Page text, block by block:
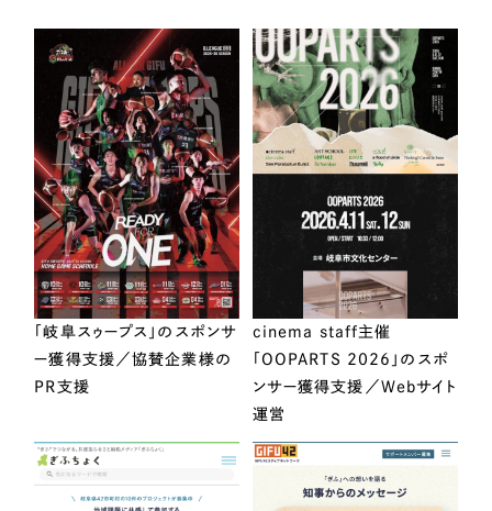
「岐阜スゥープス」のスポンサ
ー獲得支援／協賛企業様の
PR支援
cinema staff主催
「OOPARTS 2026」のスポ
ンサー獲得支援／Webサイト
運営